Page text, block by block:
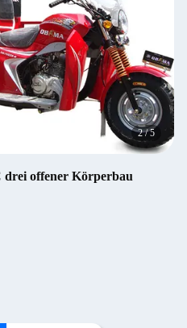
2/5
drei offener Körperbau